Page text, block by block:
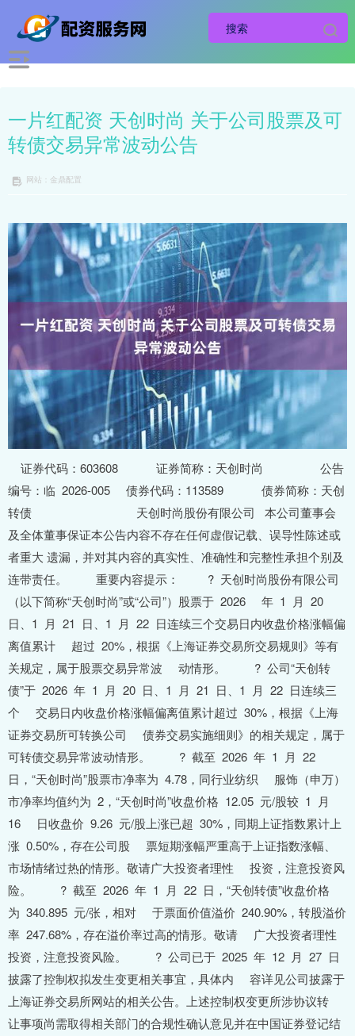
一片红配资 天创时尚 关于公司股票及可
转债交易异常波动公告
网站：金鼎配置
证券代码：603608 证券简称：天创时尚 公告
编号：临 2026-005 债券代码：113589 债券简称：天创
转债 天创时尚股份有限公司 本公司董事会
及全体董事保证本公告内容不存在任何虚假记载、误导性陈述或
者重大 遗漏，并对其内容的真实性、准确性和完整性承担个别及
连带责任。 重要内容提示： ? 天创时尚股份有限公司
（以下简称“天创时尚”或“公司”）股票于 2026 年 1 月 20
日、1 月 21 日、1 月 22 日连续三个交易日内收盘价格涨幅偏
离值累计 超过 20%，根据《上海证券交易所交易规则》等有
关规定，属于股票交易异常波 动情形。 ? 公司“天创转
债”于 2026 年 1 月 20 日、1 月 21 日、1 月 22 日连续三
个 交易日内收盘价格涨幅偏离值累计超过 30%，根据《上海
证券交易所可转换公司 债券交易实施细则》的相关规定，属于
可转债交易异常波动情形。 ? 截至 2026 年 1 月 22
日，“天创时尚”股票市净率为 4.78，同行业纺织 服饰（申万）
市净率均值约为 2，“天创时尚”收盘价格 12.05 元/股较 1 月
16 日收盘价 9.26 元/股上涨已超 30%，同期上证指数累计上
涨 0.50%，存在公司股 票短期涨幅严重高于上证指数涨幅、
市场情绪过热的情形。敬请广大投资者理性 投资，注意投资风
险。 ? 截至 2026 年 1 月 22 日，“天创转债”收盘价格
为 340.895 元/张，相对 于票面价值溢价 240.90%，转股溢价
率 247.68%，存在溢价率过高的情形。敬请 广大投资者理性
投资，注意投资风险。 ? 公司已于 2025 年 12 月 27 日
披露了控制权拟发生变更相关事宜，具体内 容详见公司披露于
上海证券交易所网站的相关公告。上述控制权变更所涉协议转
让事项尚需取得相关部门的合规性确认意见并在中国证券登记结